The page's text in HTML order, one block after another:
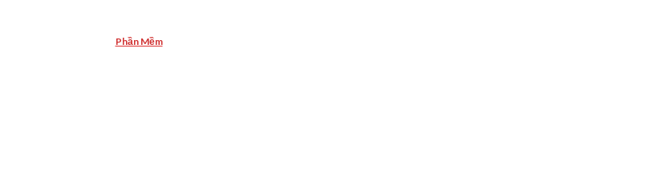
Phần Mềm